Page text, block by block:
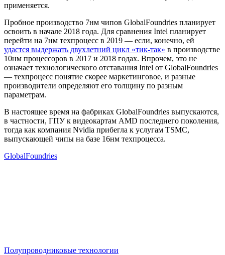
применяется.
Пробное производство 7нм чипов GlobalFoundries планирует
освоить в начале 2018 года. Для сравнения Intel планирует
перейти на 7нм техпроцесс в 2019 — если, конечно, ей
удастся выдержать двухлетний цикл «тик-так» в производстве
10нм процессоров в 2017 и 2018 годах. Впрочем, это не
означает технологического отставания Intel от GlobalFoundries
— техпроцесс понятие скорее маркетинговое, и разные
производители определяют его толщину по разным
параметрам.
В настоящее время на фабриках GlobalFoundries выпускаются,
в частности, ГПУ к видеокартам AMD последнего поколения,
тогда как компания Nvidia прибегла к услугам TSMC,
выпускающей чипы на базе 16нм техпроцесса.
GlobalFoundries
Полупроводниковые технологии